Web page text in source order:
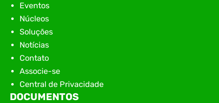
Eventos
Núcleos
Soluções
Notícias
Contato
Associe-se
Central de Privacidade
DOCUMENTOS